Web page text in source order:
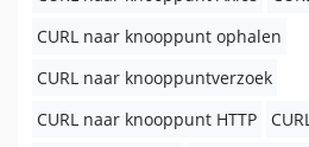
CURL naar knooppunt ophalen
CURL naar knooppuntverzoek
CURL naar knooppunt HTTP